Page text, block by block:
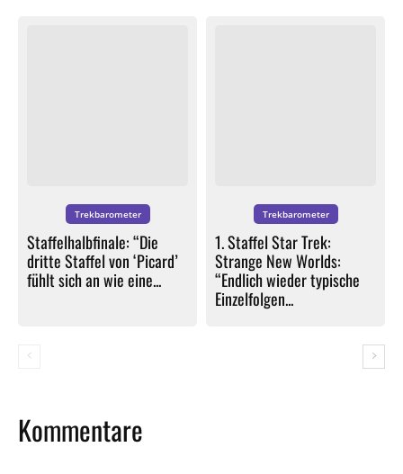
Trekbarometer
Staffelhalbfinale: “Die
dritte Staffel von ‘Picard’
fühlt sich an wie eine...
Trekbarometer
1. Staffel Star Trek:
Strange New Worlds:
“Endlich wieder typische
Einzelfolgen...
Kommentare